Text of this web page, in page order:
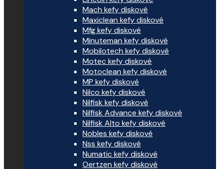
Mach kefy diskové
Maxiclean kefy diskové
Mfg kefy diskové
Minuteman kefy diskové
Mobilotech kefy diskové
Motec kefy diskové
Motoclean kefy diskové
MP kefy diskové
Nilco kefy diskové
Nilfisk kefy diskové
Nilfisk Advance kefy diskové
Nilfisk Alto kefy diskové
Nobles kefy diskové
Nss kefy diskové
Numatic kefy diskové
Oertzen kefy diskové